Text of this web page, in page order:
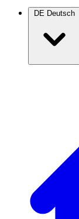
DE Deutsch